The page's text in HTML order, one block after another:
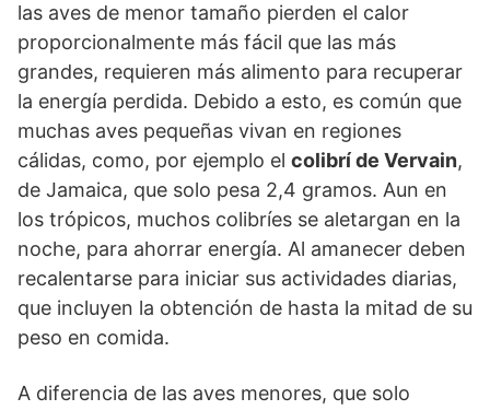
las aves de menor tamaño pierden el calor
proporcionalmente más fácil que las más
grandes, requieren más alimento para recuperar
la energía perdida. Debido a esto, es común que
muchas aves pequeñas vivan en regiones
cálidas, como, por ejemplo el colibrí de Vervain,
de Jamaica, que solo pesa 2,4 gramos. Aun en
los trópicos, muchos colibríes se aletargan en la
noche, para ahorrar energía. Al amanecer deben
recalentarse para iniciar sus actividades diarias,
que incluyen la obtención de hasta la mitad de su
peso en comida.
A diferencia de las aves menores, que solo